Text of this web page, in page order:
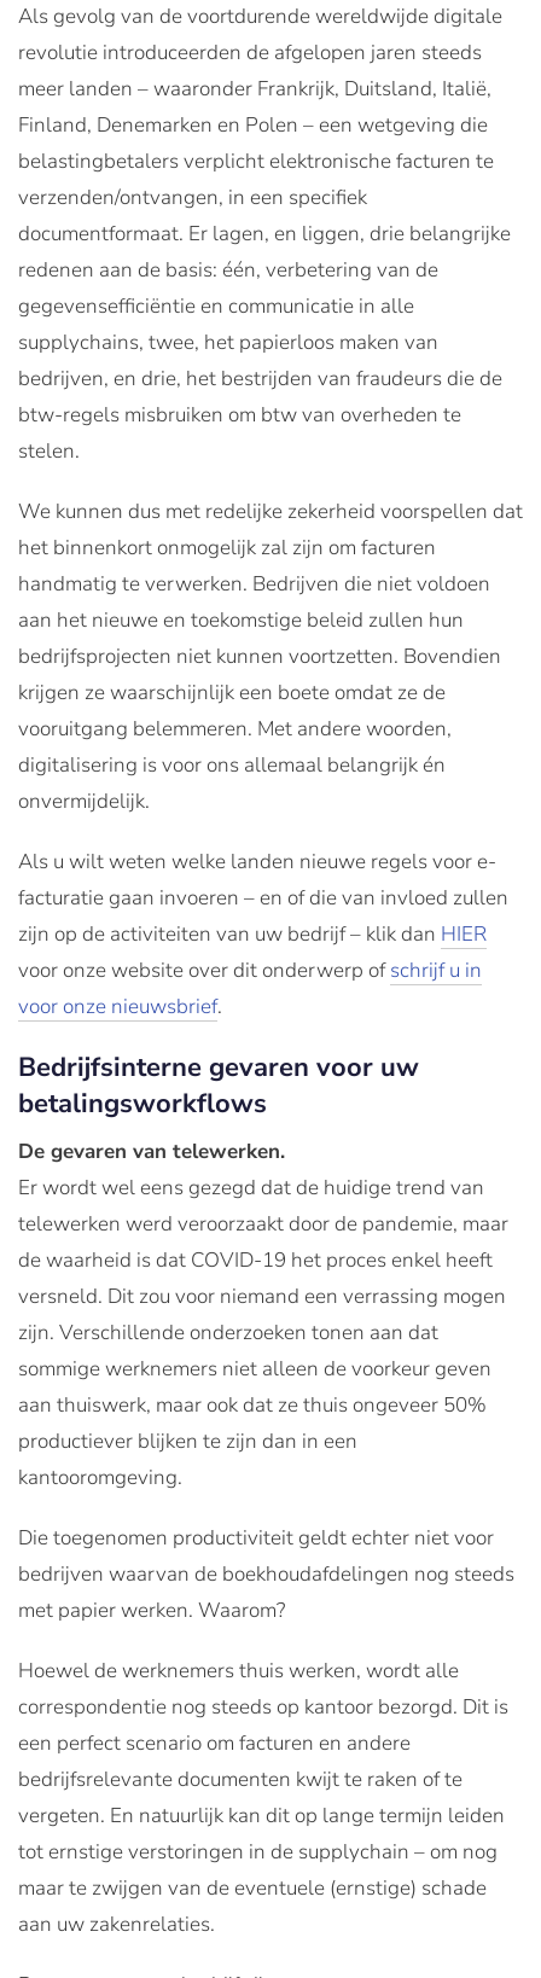
Als gevolg van de voortdurende wereldwijde digitale
revolutie introduceerden de afgelopen jaren steeds
meer landen – waaronder Frankrijk, Duitsland, Italië,
Finland, Denemarken en Polen – een wetgeving die
belastingbetalers verplicht elektronische facturen te
verzenden/ontvangen, in een specifiek
documentformaat. Er lagen, en liggen, drie belangrijke
redenen aan de basis: één, verbetering van de
gegevensefficiëntie en communicatie in alle
supplychains, twee, het papierloos maken van
bedrijven, en drie, het bestrijden van fraudeurs die de
btw-regels misbruiken om btw van overheden te
stelen.
We kunnen dus met redelijke zekerheid voorspellen dat
het binnenkort onmogelijk zal zijn om facturen
handmatig te verwerken. Bedrijven die niet voldoen
aan het nieuwe en toekomstige beleid zullen hun
bedrijfsprojecten niet kunnen voortzetten. Bovendien
krijgen ze waarschijnlijk een boete omdat ze de
vooruitgang belemmeren. Met andere woorden,
digitalisering is voor ons allemaal belangrijk én
onvermijdelijk.
Als u wilt weten welke landen nieuwe regels voor e-
facturatie gaan invoeren – en of die van invloed zullen
zijn op de activiteiten van uw bedrijf – klik dan HIER
voor onze website over dit onderwerp ofschrijf u in
voor onze nieuwsbrief.
Bedrijfsinterne gevaren voor uw
betalingsworkflows
De gevaren van telewerken.
Er wordt wel eens gezegd dat de huidige trend van
telewerken werd veroorzaakt door de pandemie, maar
de waarheid is dat COVID-19 het proces enkel heeft
versneld. Dit zou voor niemand een verrassing mogen
zijn. Verschillende onderzoeken tonen aan dat
sommige werknemers niet alleen de voorkeur geven
aan thuiswerk, maar ook dat ze thuis ongeveer 50%
productiever blijken te zijn dan in een
kantooromgeving.
Die toegenomen productiviteit geldt echter niet voor
bedrijven waarvan de boekhoudafdelingen nog steeds
met papier werken. Waarom?
Hoewel de werknemers thuis werken, wordt alle
correspondentie nog steeds op kantoor bezorgd. Dit is
een perfect scenario om facturen en andere
bedrijfsrelevante documenten kwijt te raken of te
vergeten. En natuurlijk kan dit op lange termijn leiden
tot ernstige verstoringen in de supplychain – om nog
maar te zwijgen van de eventuele (ernstige) schade
aan uw zakenrelaties.